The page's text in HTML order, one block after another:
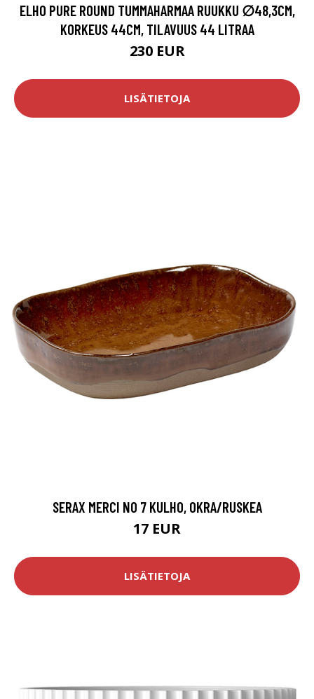
ELHO PURE ROUND TUMMAHARMAA RUUKKU ∅48,3CM,
KORKEUS 44CM, TILAVUUS 44 LITRAA
230 EUR
LISÄTIETOJA
SERAX MERCI NO 7 KULHO, OKRA/RUSKEA
17 EUR
LISÄTIETOJA